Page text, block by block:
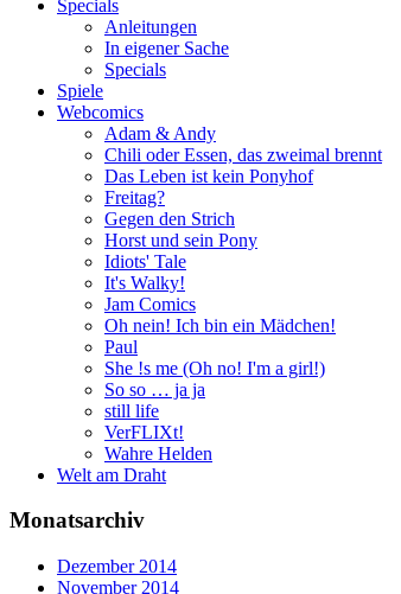
Specials
Anleitungen
In eigener Sache
Specials
Spiele
Webcomics
Adam & Andy
Chili oder Essen, das zweimal brennt
Das Leben ist kein Ponyhof
Freitag?
Gegen den Strich
Horst und sein Pony
Idiots' Tale
It's Walky!
Jam Comics
Oh nein! Ich bin ein Mädchen!
Paul
She !s me (Oh no! I'm a girl!)
So so … ja ja
still life
VerFLIXt!
Wahre Helden
Welt am Draht
Monatsarchiv
Dezember 2014
November 2014